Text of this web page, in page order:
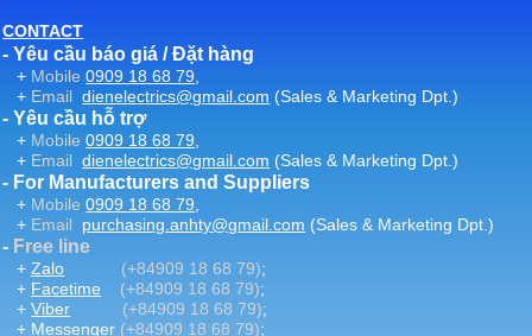
CONTACT
- Yêu cầu báo giá / Đặt hàng
+ Mobile 0909 18 68 79
+ Email dienelectrics@gmail.com (Sales & Marketing Dpt.)
- Yêu cầu hỗ trợ
+ Mobile 0909 18 68 79
+ Email dienelectrics@gmail.com (Sales & Marketing Dpt.)
- For Manufacturers and Suppliers
+ Mobile 0909 18 68 79
+ Email purchasing.anhty@gmail.com (Sales & Marketing Dpt.)
- Free line
+Zalo (+84909 18 68 79);
+ Facetime (+84909 18 68 79);
+Viber (+84909 18 68 79);
+ Messenger (+84909 18 68 79);